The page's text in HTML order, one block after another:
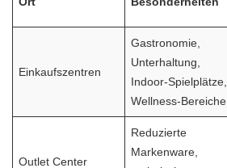
Einkaufszentren
Gastronomie,
Unterhaltung,
Indoor-Spielplätze,
Wellness-Bereiche
Outlet Center
Reduzierte
Markenware,